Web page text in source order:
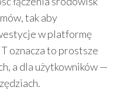
tak aby
w platformę
oznacza to prostsze
a dla użytkowników —